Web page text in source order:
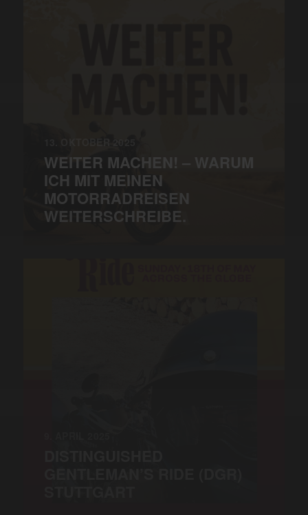
WEITER MACHEN! – WARUM
ICH MIT MEINEN
MOTORRADREISEN
WEITERSCHREIBE.